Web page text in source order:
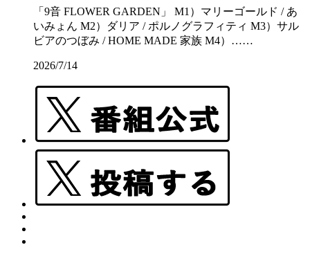
「9音 FLOWER GARDEN」 M1）マリーゴールド / あ
いみょん M2）ダリア / ポルノグラフィティ M3）サル
ビアのつぼみ / HOME MADE 家族 M4）……
2026/7/14